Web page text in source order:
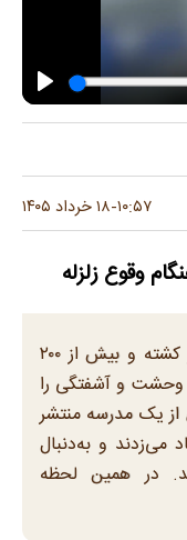
۱۰:۵۷-۱۸ خرداد ۱۴۰۵
وقوع زلزله
زلزله در فیلیپین تاکنون دست‌کم چهار کشته و بیش از ۲۰۰
وحشت و آشفتگی را
یک مدرسه منتشر
می‌زدند و به‌دنبال
در همین لحظه